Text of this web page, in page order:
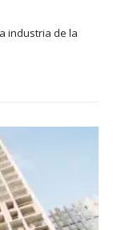
industria de la